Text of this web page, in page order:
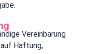
Vereinbarung
Haftung,